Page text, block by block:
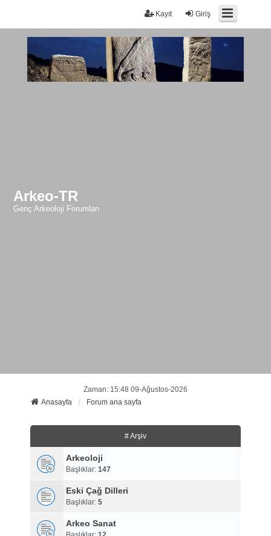
Giriş
Kayıt
Arkeo-TR
Genç Arkeoloji Forumları
Zaman: 15:48 09-Ağustos-2026
Anasayfa
Forum ana sayfa
# Arşiv
Arkeoloji
Başlıklar: 147
Eski Çağ Dilleri
Başlıklar: 5
Arkeo Sanat